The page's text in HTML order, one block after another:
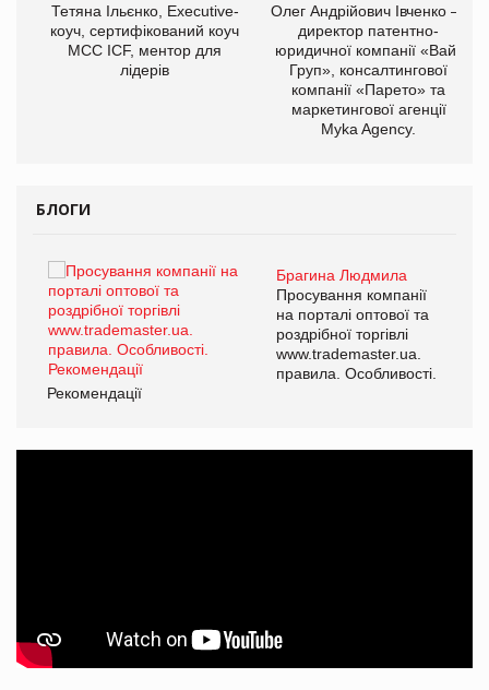
Тетяна Ільєнко, Executive-
коуч, сертифікований коуч
МСС ICF, ментор для
лідерів
Олег Андрійович Івченко —
директор патентно-
юридичної компанії «Вайз
Груп», консалтингової
компанії «Парето» та
маркетингової агенції
Myka Agency.
БЛОГИ
Брагина Людмила
Просування компанії
на порталі оптової та
роздрібної торгівлі
www.trademaster.ua.
правила. Особливості.
Рекомендації